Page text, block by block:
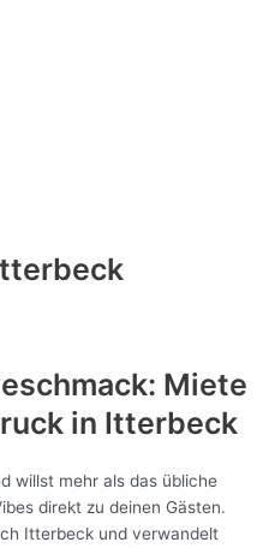
Miete
in Itterbeck
willst mehr als das übliche
direkt zu deinen Gästen.
Itterbeck und verwandelt